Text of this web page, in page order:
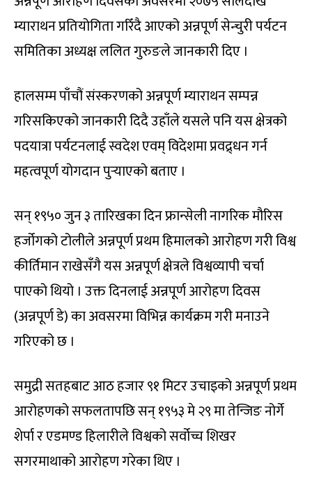
म्याराथन प्रतियोगिता गरिँदै आएको अन्नपूर्ण सेन्चुरी पर्यटन
समितिका अध्यक्ष ललित गुरुङले जानकारी दिए ।
हालसम्म पाँचौं संस्करणको अन्नपूर्ण म्याराथन सम्पन्न
गरिसकिएको जानकारी दिदै उहाँले यसले पनि यस क्षेत्रको
पदयात्रा पर्यटनलाई स्वदेश एवम् विदेशमा प्रवद्र्धन गर्न
महत्वपूर्ण योगदान पुर्‍याएको बताए ।
सन् १९५० जुन ३ तारिखका दिन फ्रान्सेली नागरिक मौरिस
हर्जोगको टोलीले अन्नपूर्ण प्रथम हिमालको आरोहण गरी विश्व
कीर्तिमान राखेसँगै यस अन्नपूर्ण क्षेत्रले विश्वव्यापी चर्चा
पाएको थियो । उक्त दिनलाई अन्नपूर्ण आरोहण दिवस
(अन्नपूर्ण डे) का अवसरमा विभिन्न कार्यक्रम गरी मनाउने
गरिएको छ ।
समुद्री सतहबाट आठ हजार ९१ मिटर उचाइको अन्नपूर्ण प्रथम
आरोहणको सफलतापछि सन् १९५३ मे २९ मा तेन्जिङ नोर्गे
शेर्पा र एडमण्ड हिलारीले विश्वको सर्वोच्च शिखर
सगरमाथाको आरोहण गरेका थिए ।